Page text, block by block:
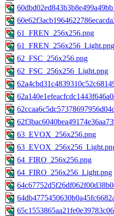
61_FREN_256x256.png
61_FREN_256x256_Light.png
62_FSC_256x256.png
62_FSC_256x256_Light.png
63_EVOX_256x256.png
64_FIRO_256x256.png
64_FIRO_256x256_Light.png